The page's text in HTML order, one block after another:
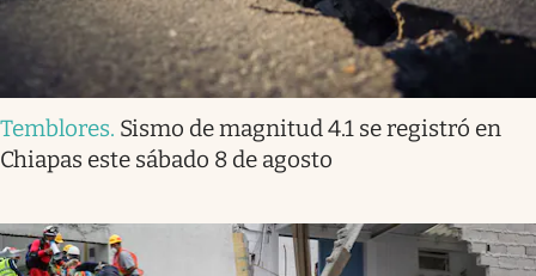
Temblores. Sismo de magnitud 4.1 se registró en
Chiapas este sábado 8 de agosto